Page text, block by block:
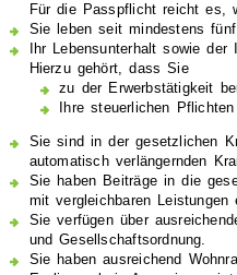
Für die Passpflicht reicht es,
Sie leben seit mindestens
Ihr Lebensunterhalt sowie
Hierzu gehört, dass Sie
zu der Erwerbstätigkeit
Ihre steuerlichen
Sie sind in der gesetzlichen
automatisch verlängernden
Sie haben Beiträge in die
mit vergleichbaren Leistungen
Sie verfügen über
und Gesellschaftsordnung.
Sie haben ausreichend